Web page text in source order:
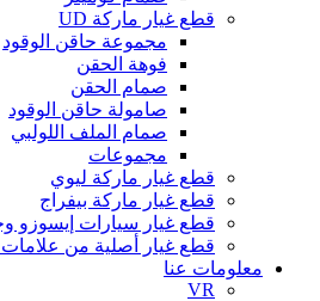
قطع غيار ماركة UD
مجموعة حاقن الوقود
فوهة الحقن
صمام الحقن
صامولة حاقن الوقود
صمام الملف اللولبي
مجموعات
قطع غيار ماركة ليوي
قطع غيار ماركة بيفراج
قطع غيار سيارات إيسوزو
قطع غيار أصلية من علامات
معلومات عنا
VR